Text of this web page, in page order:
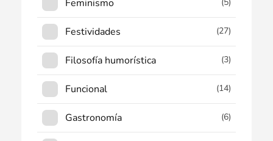
Feminismo
Festividades (27)
Filosofía humorística (3)
Funcional (14)
Gastronomía (6)